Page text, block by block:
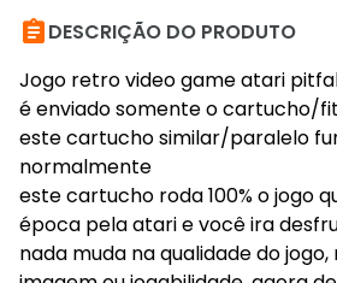
DESCRIÇÃO DO PRODUTO
Jogo retro video game atari
é enviado somente o cartucho/
este cartucho similar/paralelo
normalmente
este cartucho roda 100% o jogo
época pela atari e você ira
nada muda na qualidade do jogo,